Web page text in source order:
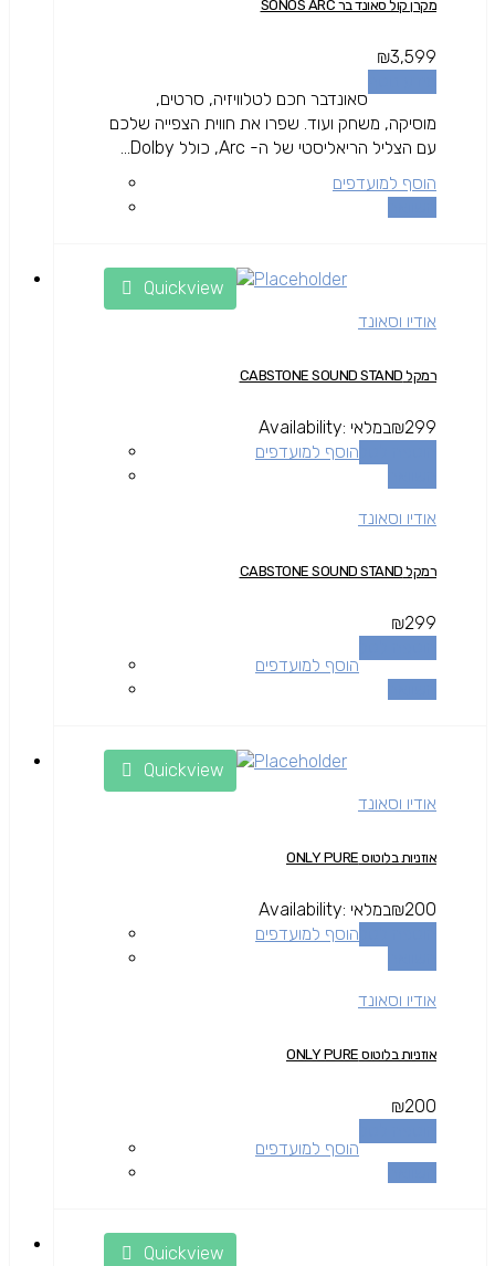
מקרן קול סאונד בר SONOS ARC
₪3,599
סאונדבר חכם לטלוויזיה, סרטים,
מוסיקה, משחק ועוד. שפרו את חווית הצפייה שלכם
עם הצליל הריאליסטי של ה- Arc, כולל Dolby...
הוסף למועדפים
Quickview
אודיו וסאונד
רמקל CABSTONE SOUND STAND
₪299
Availability: במלאי
הוסף למועדפים
אודיו וסאונד
רמקל CABSTONE SOUND STAND
₪299
הוסף למועדפים
Quickview
אודיו וסאונד
אוזניות בלוטוס ONLY PURE
₪200
Availability: במלאי
הוסף למועדפים
אודיו וסאונד
אוזניות בלוטוס ONLY PURE
₪200
הוסף למועדפים
Quickview